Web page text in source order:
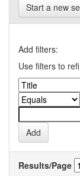
Start a new
Add filters:
Use filters to
Results/Page